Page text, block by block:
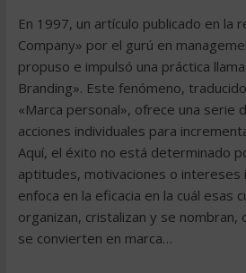
En 1997, un artículo publicado en la
Company» por el gurú en
propuso e impulsó una práctica
Branding». Este fenómeno,
«Marca personal», ofrece una serie
acciones individuales para
Aquí, el éxito no está determinado
aptitudes, motivaciones o intereses
enfoca en la eficacia en la cuál esas
organizan, cristalizan y se
se convierten en marca…